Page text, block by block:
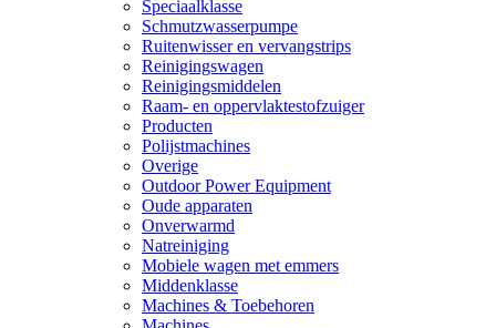
Speciaalklasse
Schmutzwasserpumpe
Ruitenwisser en vervangstrips
Reinigingswagen
Reinigingsmiddelen
Raam- en oppervlaktestofzuiger
Producten
Polijstmachines
Overige
Outdoor Power Equipment
Oude apparaten
Onverwarmd
Natreiniging
Mobiele wagen met emmers
Middenklasse
Machines & Toebehoren